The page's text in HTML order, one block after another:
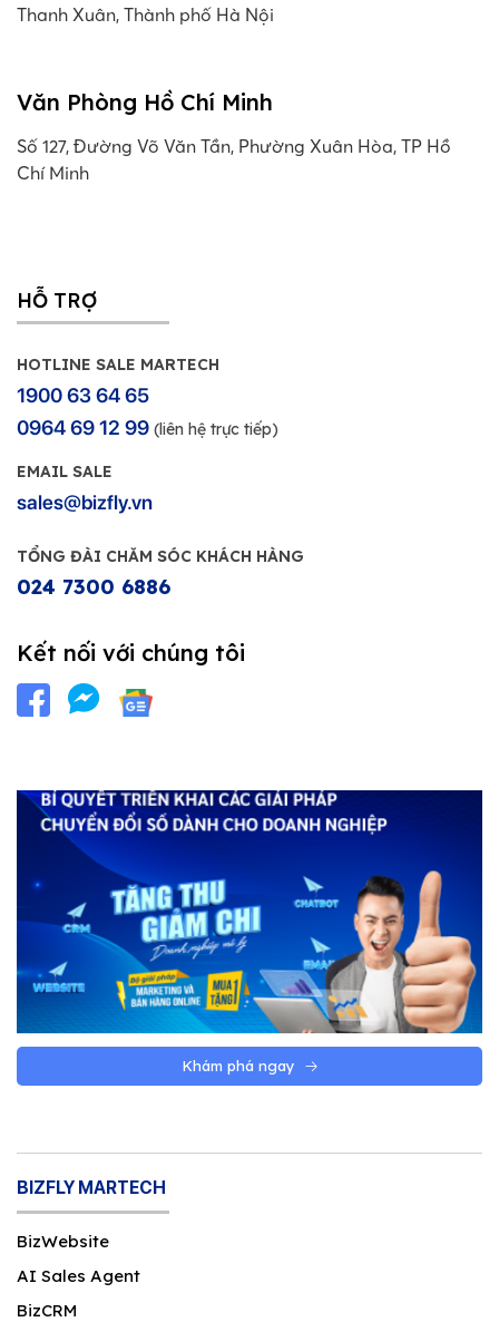
Thanh Xuân, Thành phố Hà Nội
Văn Phòng Hồ Chí Minh
Số 127, Đường Võ Văn Tần, Phường Xuân Hòa, TP Hồ
Chí Minh
HỖ TRỢ
HOTLINE SALE MARTECH
1900 63 64 65
0964 69 12 99 (liên hệ trực tiếp)
EMAIL SALE
sales@bizfly.vn
TỔNG ĐÀI CHĂM SÓC KHÁCH HÀNG
024 7300 6886
Kết nối với chúng tôi
Khám phá ngay
BIZFLY MARTECH
BizWebsite
AI Sales Agent
BizCRM